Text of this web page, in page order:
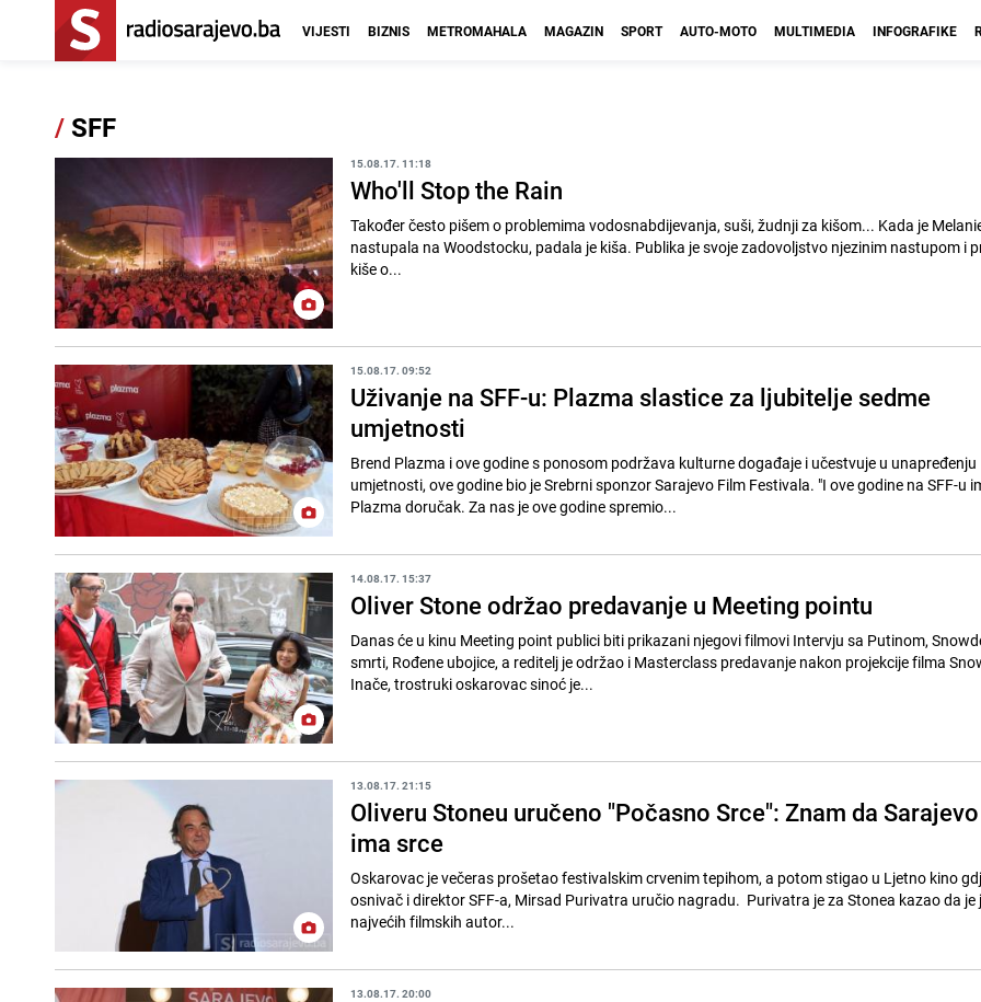
VIJESTI BIZNIS METROMAHALA MAGAZIN SPORT AUTO-MOTO MULTIMEDIA INFOGRAFIKE
/ SFF
15.08.17. 11:18
Who'll Stop the Rain
Također često pišem o problemima vodosnabdijevanja, suši, žudnji za kišom... Kada je
nastupala na Woodstocku, padala je kiša. Publika je svoje zadovoljstvo njezinim nastupom i
kiše o...
15.08.17. 09:52
Uživanje na SFF-u: Plazma slastice za ljubitelje sedme
umjetnosti
Brend Plazma i ove godine s ponosom podržava kulturne događaje i učestvuje u unapređenju
umjetnosti, ove godine bio je Srebrni sponzor Sarajevo Film Festivala. "I ove godine na SFF-u
Plazma doručak. Za nas je ove godine spremio...
14.08.17. 15:37
Oliver Stone održao predavanje u Meeting pointu
Danas će u kinu Meeting point publici biti prikazani njegovi filmovi Intervju sa Putinom,
smrti, Rođene ubojice, a reditelj je održao i Masterclass predavanje nakon projekcije filma
Inače, trostruki oskarovac sinoć je...
13.08.17. 21:15
Oliveru Stoneu uručeno "Počasno Srce": Znam da Sarajevo
ima srce
Oskarovac je večeras prošetao festivalskim crvenim tepihom, a potom stigao u Ljetno kino
osnivač i direktor SFF-a, Mirsad Purivatra uručio nagradu. Purivatra je za Stonea kazao da je
najvećih filmskih autor...
13.08.17. 20:00